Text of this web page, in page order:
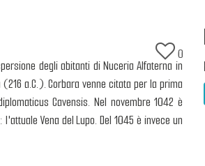
0
degli abitanti di Nuceria Alfaterna in
a.C.). Corbara venne citata per la prima
Cavensis. Nel novembre 1042 è
Vena del Lupo. Del 1045 è invece un